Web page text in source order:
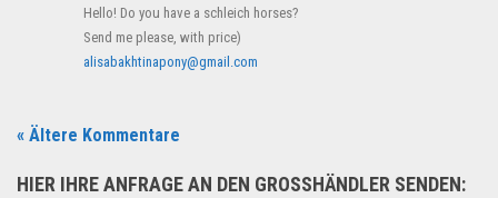
Hello! Do you have a schleich horses?
Send me please, with price)
alisabakhtinapony@gmail.com
« Ältere Kommentare
HIER IHRE ANFRAGE AN DEN GROSSHÄNDLER SENDEN: